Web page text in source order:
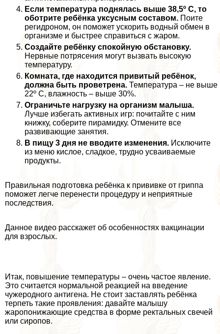
Если температура поднялась выше 38,5º С, то
оботрите ребёнка уксусным составом. Поите
регидроном, он поможет ускорить водный обмен в
организме и быстрее справиться с жаром.
Создайте ребёнку спокойную обстановку.
Нервные потрясения могут вызвать высокую
температуру.
Комната, где находится привитый ребёнок,
должна быть проветрена. Температура – не выше
22º С, влажность – выше 30%.
Ограничьте нагрузку на организм малыша.
Лучше избегать активных игр: почитайте с ним
книжку, соберите пирамидку. Отмените все
развивающие занятия.
В пищу 3 дня не вводите изменения. Исключите
из меню кислое, сладкое, трудно усваиваемые
продукты.
Правильная подготовка ребёнка к прививке от гриппа
поможет легче перенести процедуру и неприятные
последствия.
Данное видео расскажет об особенностях вакцинации
для взрослых.
Итак, повышение температуры – очень частое явление.
Это считается нормальной реакцией на введение
чужеродного антигена. Не стоит заставлять ребёнка
терпеть такие проявления: давайте малышу
жаропонижающие средства в форме ректальных свечей
или сиропов.